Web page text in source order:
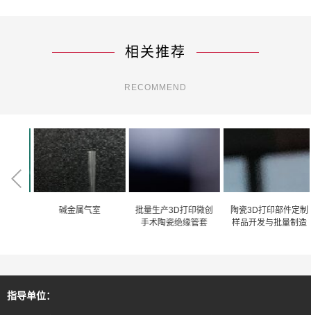
相关推荐
RECOMMEND
碱金属气室
批量生产3D打印微创
手术陶瓷绝缘管套
陶瓷3D打印部件定制
样品开发与批量制造
指导单位：